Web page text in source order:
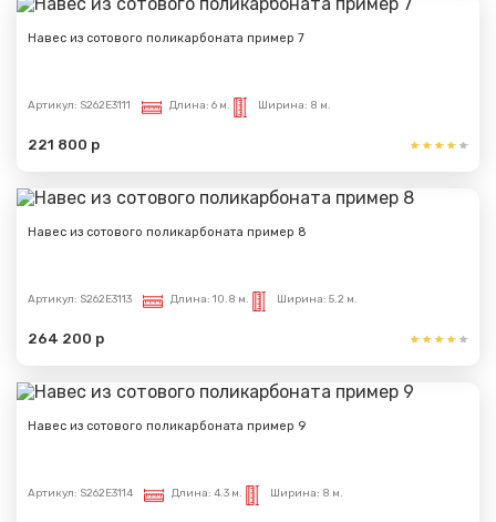
Навес из сотового поликарбоната пример 7
Артикул: S262E3111 Длина: 6 м. Ширина: 8 м.
221 800 р
Навес из сотового поликарбоната пример 8
Артикул: S262E3113 Длина: 10.8 м. Ширина: 5.2 м.
264 200 р
Навес из сотового поликарбоната пример 9
Артикул: S262E3114 Длина: 4.3 м. Ширина: 8 м.